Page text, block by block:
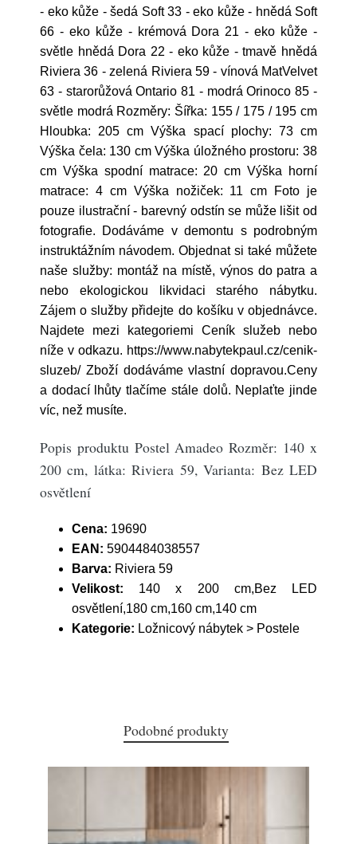
- eko kůže - šedá Soft 33 - eko kůže - hnědá Soft
66 - eko kůže - krémová Dora 21 - eko kůže -
světle hnědá Dora 22 - eko kůže - tmavě hnědá
Riviera 36 - zelená Riviera 59 - vínová MatVelvet
63 - starorůžová Ontario 81 - modrá Orinoco 85 -
světle modrá Rozměry: Šířka: 155 / 175 / 195 cm
Hloubka: 205 cm Výška spací plochy: 73 cm
Výška čela: 130 cm Výška úložného prostoru: 38
cm Výška spodní matrace: 20 cm Výška horní
matrace: 4 cm Výška nožiček: 11 cm Foto je
pouze ilustrační - barevný odstín se může lišit od
fotografie. Dodáváme v demontu s podrobným
instruktážním návodem. Objednat si také můžete
naše služby: montáž na místě, výnos do patra a
nebo ekologickou likvidaci starého nábytku.
Zájem o služby přidejte do košíku v objednávce.
Najdete mezi kategoriemi Ceník služeb nebo
níže v odkazu. https://www.nabytekpaul.cz/cenik-
sluzeb/ Zboží dodáváme vlastní dopravou.Ceny
a dodací lhůty tlačíme stále dolů. Neplaťte jinde
víc, než musíte.
Popis produktu Postel Amadeo Rozměr: 140 x
200 cm, látka: Riviera 59, Varianta: Bez LED
osvětlení
Cena: 19690
EAN: 5904484038557
Barva: Riviera 59
Velikost: 140 x 200 cm,Bez LED
osvětlení,180 cm,160 cm,140 cm
Kategorie: Ložnicový nábytek > Postele
Podobné produkty